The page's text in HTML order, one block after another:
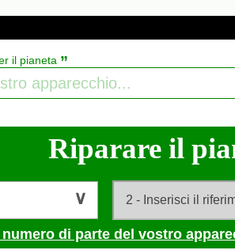
il pianeta ”
Riparare il
di parte del vostro